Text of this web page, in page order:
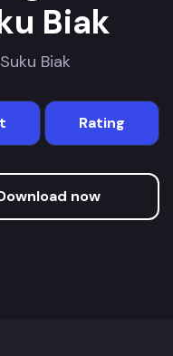
Biak
Biak
Rating
now